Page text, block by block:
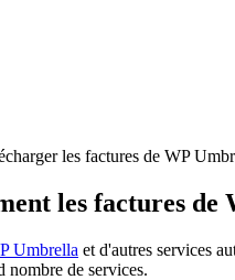
les factures de WP
les factures de
Umbrella et d'autres services
nombre de services.